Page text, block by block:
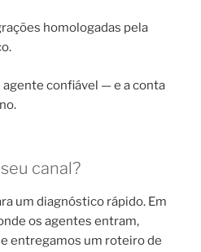
homologadas pela
confiável — e a conta
canal?
um diagnóstico rápido. Em
os agentes entram,
entregamos um roteiro de